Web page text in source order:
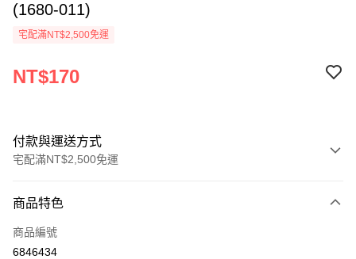
(1680-011)
宅配滿NT$2,500免運
NT$170
付款與運送方式
宅配滿NT$2,500免運
信用卡一次付款
Apple Pay
商品特色
商品編號
6846434